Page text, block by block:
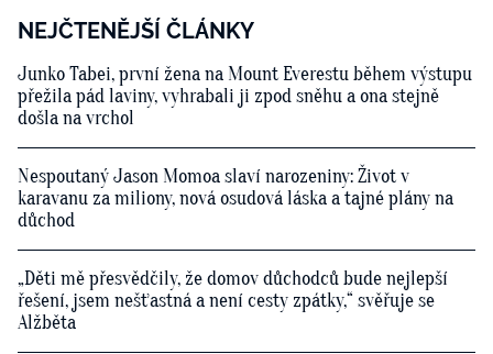
NEJČTENĚJŠÍ ČLÁNKY
Junko Tabei, první žena na Mount Everestu během výstupu
přežila pád laviny, vyhrabali ji zpod sněhu a ona stejně
došla na vrchol
Nespoutaný Jason Momoa slaví narozeniny: Život v
karavanu za miliony, nová osudová láska a tajné plány na
důchod
„Děti mě přesvědčily, že domov důchodců bude nejlepší
řešení, jsem nešťastná a není cesty zpátky,“ svěřuje se
Alžběta